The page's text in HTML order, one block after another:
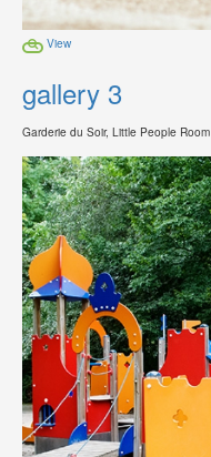
View
gallery 3
Garderie du Soir, Little People Room